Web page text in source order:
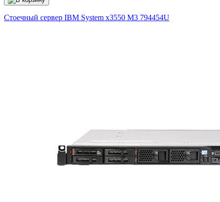
Стоечный сервер IBM System x3550 M3 794454U